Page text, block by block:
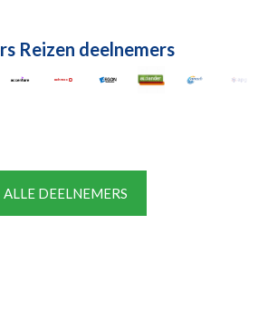
Reizen deelnemers
ALLE DEELNEMERS